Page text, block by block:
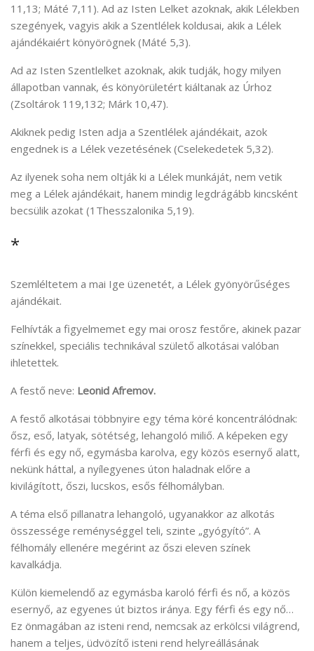
11,13; Máté 7,11). Ad az Isten Lelket azoknak, akik Lélekben
szegények, vagyis akik a Szentlélek koldusai, akik a Lélek
ajándékaiért könyörögnek (Máté 5,3).
Ad az Isten Szentlelket azoknak, akik tudják, hogy milyen
állapotban vannak, és könyörületért kiáltanak az Úrhoz
(Zsoltárok 119,132; Márk 10,47).
Akiknek pedig Isten adja a Szentlélek ajándékait, azok
engednek is a Lélek vezetésének (Cselekedetek 5,32).
Az ilyenek soha nem oltják ki a Lélek munkáját, nem vetik
meg a Lélek ajándékait, hanem mindig legdrágább kincsként
becsülik azokat (1Thesszalonika 5,19).
*
Szemléltetem a mai Ige üzenetét, a Lélek gyönyörűséges
ajándékait.
Felhívták a figyelmemet egy mai orosz festőre, akinek pazar
színekkel, speciális technikával születő alkotásai valóban
ihletettek.
A festő neve: Leonid Afremov.
A festő alkotásai többnyire egy téma köré koncentrálódnak:
ősz, eső, latyak, sötétség, lehangoló miliő. A képeken egy
férfi és egy nő, egymásba karolva, egy közös esernyő alatt,
nekünk háttal, a nyílegyenes úton haladnak előre a
kivilágított, őszi, lucskos, esős félhomályban.
A téma első pillanatra lehangoló, ugyanakkor az alkotás
összessége reménységgel teli, szinte „gyógyító”. A
félhomály ellenére megérint az őszi eleven színek
kavalkádja.
Külön kiemelendő az egymásba karoló férfi és nő, a közös
esernyő, az egyenes út biztos iránya. Egy férfi és egy nő…
Ez önmagában az isteni rend, nemcsak az erkölcsi világrend,
hanem a teljes, üdvözítő isteni rend helyreállásának